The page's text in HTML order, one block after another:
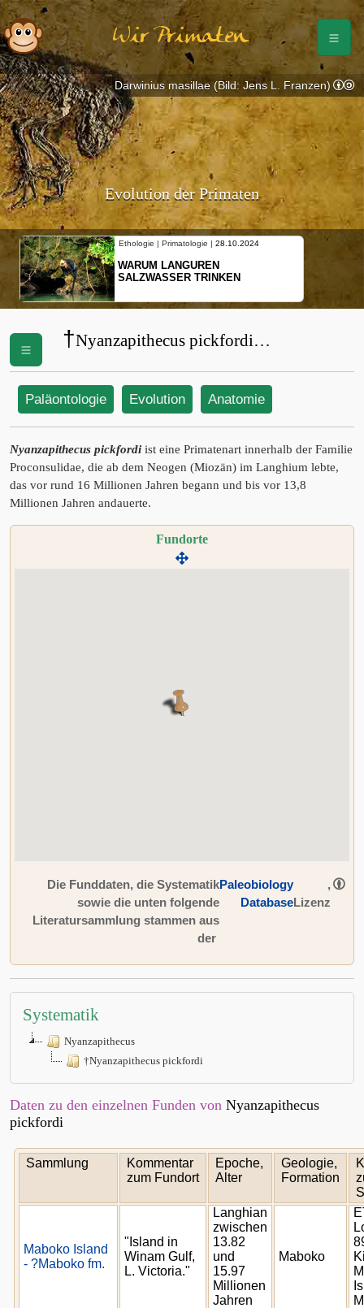
Wir Primaten
Evolution der Primaten
Ethologie | Primatologie | 28.10.2024
WARUM LANGUREN
SALZWASSER TRINKEN
Darwinius masillae (Bild: Jens L. Franzen)
†Nyanzapithecus pickfordi
Paläontologie Evolution Anatomie
Nyanzapithecus pickfordi ist eine Primatenart innerhalb der Familie
Proconsulidae, die ab dem Neogen (Miozän) im Langhium lebte,
das vor rund 16 Millionen Jahren begann und bis vor 13,8
Millionen Jahren andauerte.
Fundorte
Die Funddaten, die Systematik
sowie die unten folgende
Literatursammlung stammen aus
der
Paleobiology
Database
,
Lizenz
Systematik
Nyanzapithecus
†Nyanzapithecus pickfordi
Daten zu den einzelnen Funden von Nyanzapithecus
pickfordi
Sammlung
Kommentar
zum Fundort
Epoche,
Alter
Geologie,
Formation
Maboko Island
- ?Maboko fm.
"Island in
Winam Gulf,
L. Victoria."
Langhian
zwischen
13.82
und
15.97
Millionen
Jahren
Maboko